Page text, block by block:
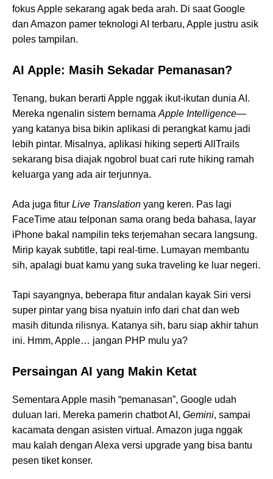
fokus Apple sekarang agak beda arah. Di saat Google
dan Amazon pamer teknologi AI terbaru, Apple justru asik
poles tampilan.
AI Apple: Masih Sekadar Pemanasan?
Tenang, bukan berarti Apple nggak ikut-ikutan dunia AI.
Mereka ngenalin sistem bernamaApple Intelligence—
yang katanya bisa bikin aplikasi di perangkat kamu jadi
lebih pintar. Misalnya, aplikasi hiking seperti AllTrails
sekarang bisa diajak ngobrol buat cari rute hiking ramah
keluarga yang ada air terjunnya.
Ada juga fitur Live Translation yang keren. Pas lagi
FaceTime atau telponan sama orang beda bahasa, layar
iPhone bakal nampilin teks terjemahan secara langsung.
Mirip kayak subtitle, tapi real-time. Lumayan membantu
sih, apalagi buat kamu yang suka traveling ke luar negeri.
Tapi sayangnya, beberapa fitur andalan kayak Siri versi
super pintar yang bisa nyatuin info dari chat dan web
masih ditunda rilisnya. Katanya sih, baru siap akhir tahun
ini. Hmm, Apple… jangan PHP mulu ya?
Persaingan AI yang Makin Ketat
Sementara Apple masih “pemanasan”, Google udah
duluan lari. Mereka pamerin chatbot AI, Gemini, sampai
kacamata dengan asisten virtual. Amazon juga nggak
mau kalah dengan Alexa versi upgrade yang bisa bantu
pesen tiket konser.